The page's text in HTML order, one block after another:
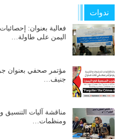
ندوات
اليمن على طاولة…
مؤتمر صحفي بعنوان
جنيف…
مناقشة آليات التنسيق
ومنظمات…